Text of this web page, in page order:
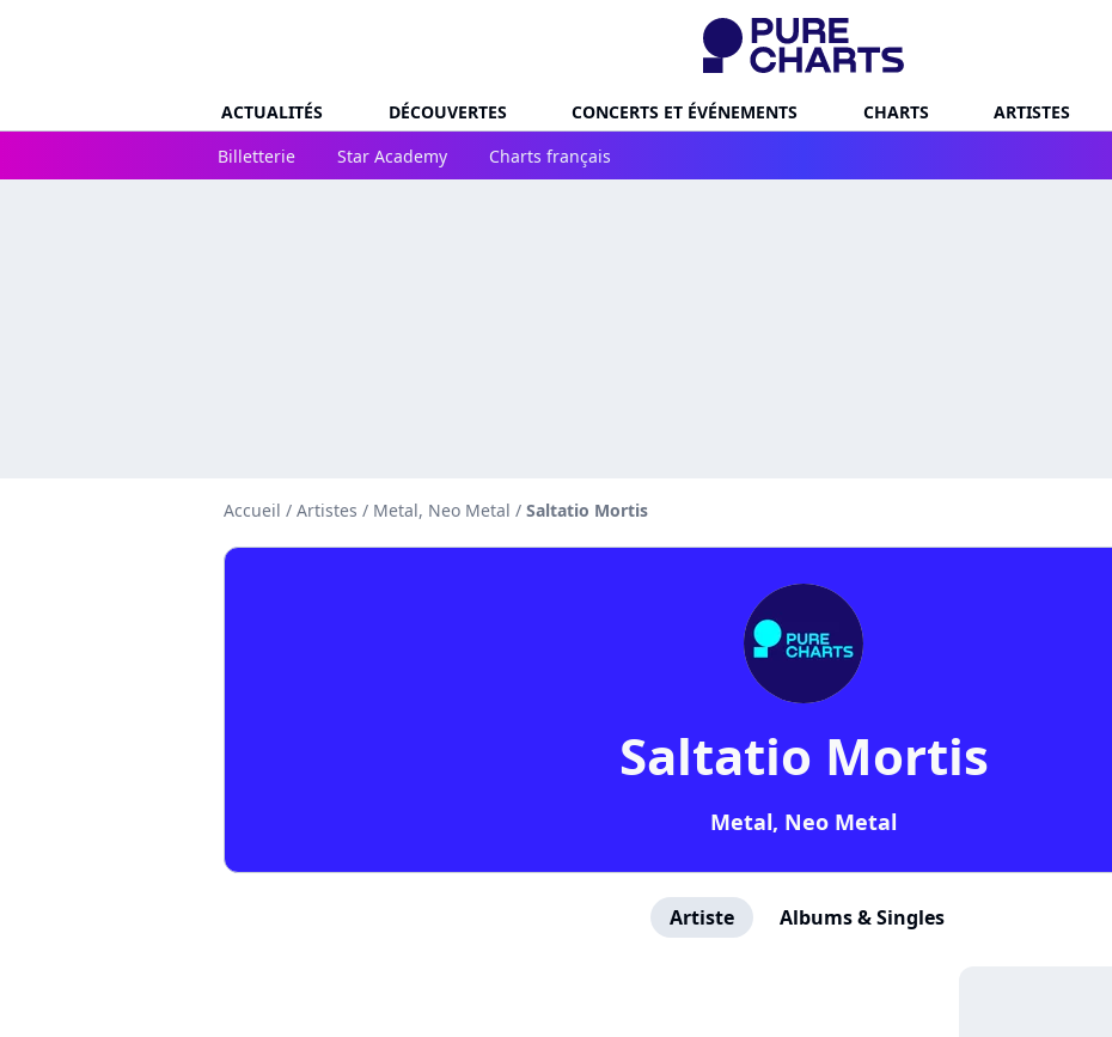
ACTUALITÉS DÉCOUVERTES CONCERTS ET ÉVÉNEMENTS CHARTS ARTISTES
Billetterie
Star Academy Charts français
Accueil / Artistes / Metal, Neo Metal / Saltatio Mortis
Saltatio Mortis
Metal, Neo Metal
Artiste Albums & Singles